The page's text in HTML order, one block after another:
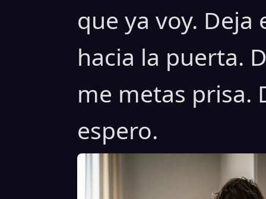
que ya voy.
hacia la puerta.
me metas prisa.
espero.